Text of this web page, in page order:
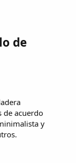
de
de acuerdo
y